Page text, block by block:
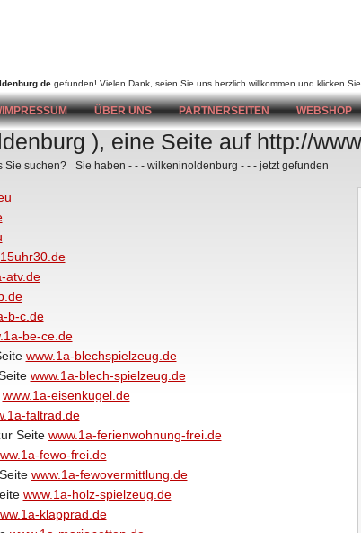
gefunden! Vielen Dank, seien Sie uns herzlich willkommen und klicken
ÜBER UNS PARTNERSEITEN WEBSHOP
), eine Seite auf http://
Sie suchen? Sie haben - - - wilkeninoldenburg - - - jetzt gefunden
atv.de
b-c.de
be-ce.de
www.1a-blechspielzeug.de
www.1a-blech-spielzeug.de
www.1a-eisenkugel.de
faltrad.de
Seite www.1a-ferienwohnung-frei.de
fewo-frei.de
www.1a-fewovermittlung.de
www.1a-holz-spielzeug.de
klapprad.de